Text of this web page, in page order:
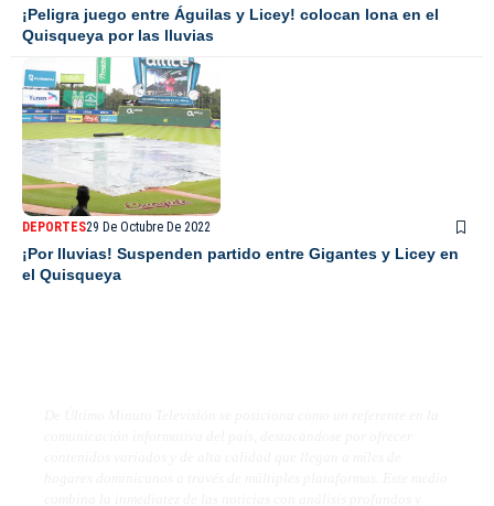
¡Peligra juego entre Águilas y Licey! colocan lona en el
Quisqueya por las lluvias
DEPORTES29 De Octubre De 2022
¡Por lluvias! Suspenden partido entre Gigantes y Licey en
el Quisqueya